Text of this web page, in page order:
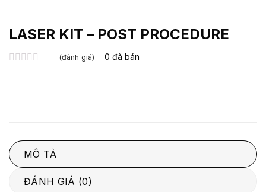
LASER KIT – POST PROCEDURE
(đánh giá) 0 đã bán
MÔ TẢ
ĐÁNH GIÁ (0)